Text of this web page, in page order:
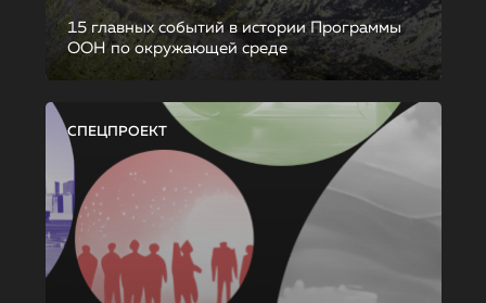
15 главных событий в истории Программы
ООН по окружающей среде
СПЕЦПРОЕКТ